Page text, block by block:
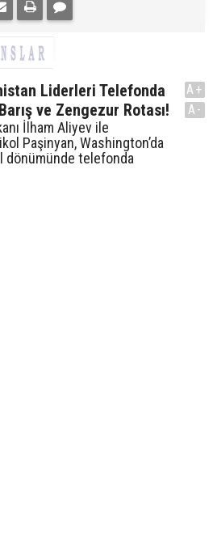
Liderleri Telefonda
ve Zengezur Rotası!
İlham Aliyev ile
Paşinyan, Washington’da
dönümünde telefonda
A+
A-